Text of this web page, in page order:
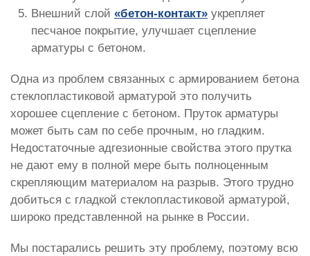
Внешний слой «бетон-контакт» укрепляет
песчаное покрытие, улучшает сцепление
арматуры с бетоном.
Одна из проблем связанных с армированием бетона
стеклопластиковой арматурой это получить
хорошее сцепление с бетоном. Пруток арматуры
может быть сам по себе прочным, но гладким.
Недостаточные адгезионные свойства этого прутка
не дают ему в полной мере быть полноценным
скрепляющим материалом на разрыв. Этого трудно
добиться с гладкой стеклопластиковой арматурой,
широко представленной на рынке в России.
Мы постарались решить эту проблему, поэтому всю